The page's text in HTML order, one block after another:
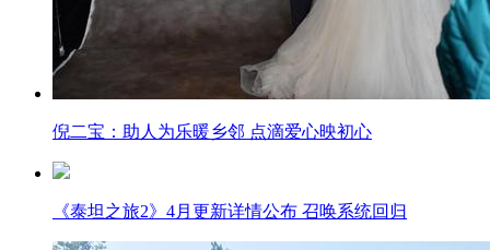
倪二宝：助人为乐暖乡邻 点滴爱心映初心
《泰坦之旅2》4月更新详情公布 召唤系统回归